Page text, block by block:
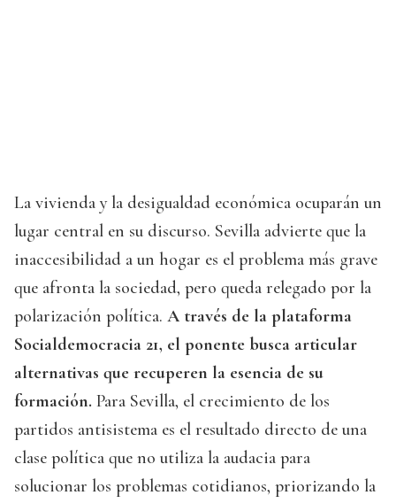
La vivienda y la desigualdad económica ocuparán un
lugar central en su discurso. Sevilla advierte que la
inaccesibilidad a un hogar es el problema más grave
que afronta la sociedad, pero queda relegado por la
polarización política. A través de la plataforma
Socialdemocracia 21, el ponente busca articular
alternativas que recuperen la esencia de su
formación. Para Sevilla, el crecimiento de los
partidos antisistema es el resultado directo de una
clase política que no utiliza la audacia para
solucionar los problemas cotidianos, priorizando la